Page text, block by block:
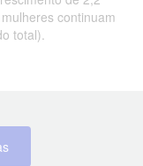
continuam
total).